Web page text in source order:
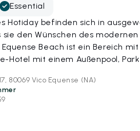
Essential
Hotiday befinden sich in
den Wünschen des
Equense Beach ist ein Bereich
Hotel mit einem Außenpool,
80069 Vico Equense (NA)